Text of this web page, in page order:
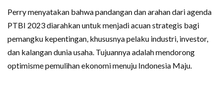
Perry menyatakan bahwa pandangan dan arahan dari agenda
PTBI 2023 diarahkan untuk menjadi acuan strategis bagi
pemangku kepentingan, khususnya pelaku industri, investor,
dan kalangan dunia usaha. Tujuannya adalah mendorong
optimisme pemulihan ekonomi menuju Indonesia Maju.